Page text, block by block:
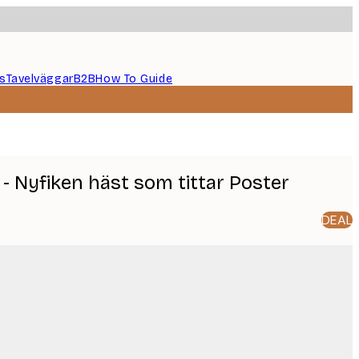
TavelväggarB2BHow To Guide
Nyfiken häst som tittar Poster
DEAL